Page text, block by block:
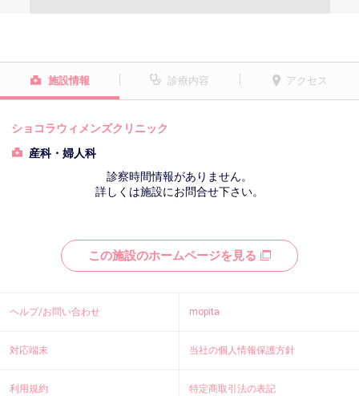
施設情報 診療内容 アクセス
ショコラウィメンズクリニック
産科・婦人科
診察時間情報がありません。
詳しくは施設にお問合せ下さい。
この施設のホームページを見る
ヘルプ/お問い合わせ mopita
対応端末 当社の個人情報保護方針
利用規約 特定商取引法の表記